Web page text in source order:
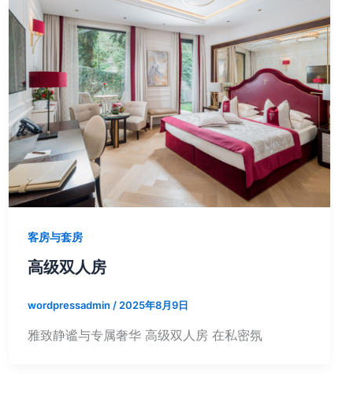
客房与套房
高级双人房
wordpressadmin / 2025年8月9日
雅致静谧与专属奢华 高级双人房 在私密氛